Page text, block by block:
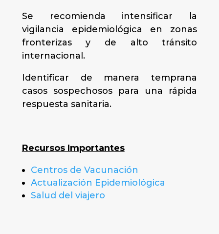
Se recomienda intensificar la
vigilancia epidemiológica en zonas
fronterizas y de alto tránsito
internacional.
Identificar de manera temprana
casos sospechosos para una rápida
respuesta sanitaria.
Recursos Importantes
Centros de Vacunación
Actualización Epidemiológica
Salud del viajero